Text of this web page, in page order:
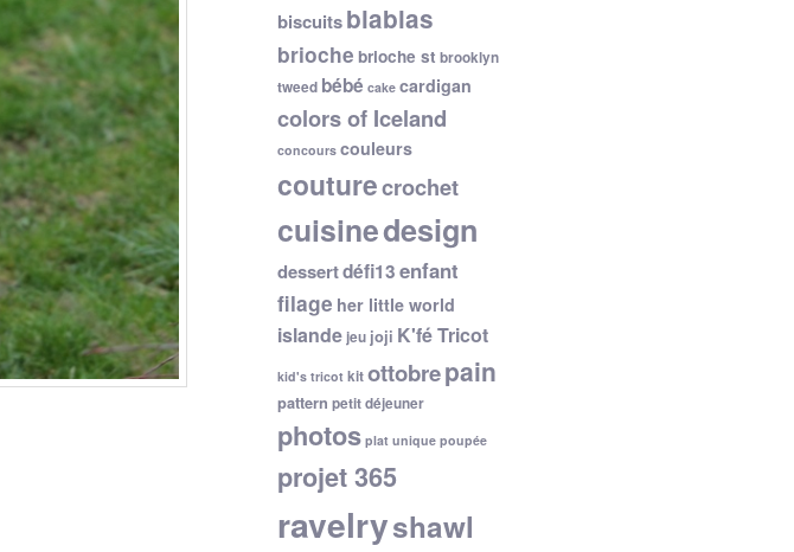
biscuitsblablas
brioche brioche st brooklyn
tweed bébé cake cardigan
colors of Iceland
concours couleurs
couturecrochet
cuisinedesign
dessertdéfi13enfant
filage her little world
islande jeu joji K'fé Tricot
kid's tricot kitottobrepain
pattern petit déjeuner
photos plat unique poupée
projet 365
ravelryshawl